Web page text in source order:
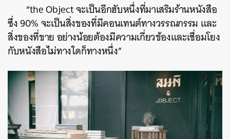
“the Object จะเป็นอีกฮับหนึ่งที่มาเสริมร้านหนังสือ
ซึ่ง 90% จะเป็นสิ่งของที่มีคอนเทนต์ทางวรรณกรรม และ
สิ่งของที่ขาย อย่างน้อยต้องมีความเกี่ยวข้องและเชื่อมโยง
กับหนังสือไม่ทางใดก็ทางหนึ่ง”